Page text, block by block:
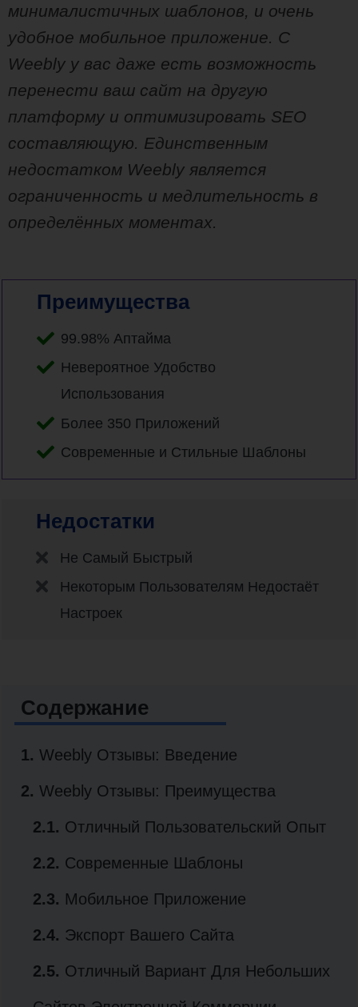
минималистичных шаблонов, и очень
удобное мобильное приложение. С
Weebly у вас даже есть возможность
перенести ваш сайт на другую
платформу и оптимизировать SEO
составляющую. Единственным
недостатком Weebly является
ограниченность и медлительность в
определённых моментах.
Преимущества
99.98% Аптайма
Невероятное Удобство
Использования
Более 350 Приложений
Современные и Стильные Шаблоны
Недостатки
Не Самый Быстрый
Некоторым Пользователям Недостаёт
Настроек
Содержание
1. Weebly Отзывы: Введение
2. Weebly Отзывы: Преимущества
2.1. Отличный Пользовательский Опыт
2.2. Современные Шаблоны
2.3. Мобильное Приложение
2.4. Экспорт Вашего Сайта
2.5. Отличный Вариант Для Небольших